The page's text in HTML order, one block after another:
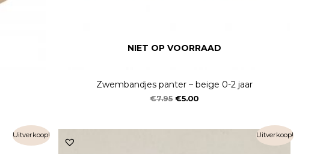
NIET OP VOORRAAD
Zwembandjes panter – beige 0-2 jaar
€7.95 €5.00
Uitverkoop! Uitverkoop!